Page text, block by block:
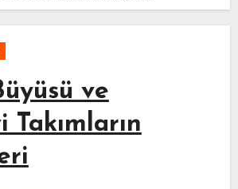
ve
Takımların